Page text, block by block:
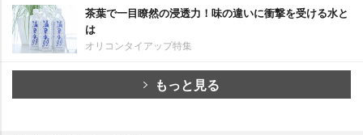
茶葉で一目瞭然の浸透力！味の違いに衝撃を受ける水と
は
オリコンタイアップ特集
もっと見る